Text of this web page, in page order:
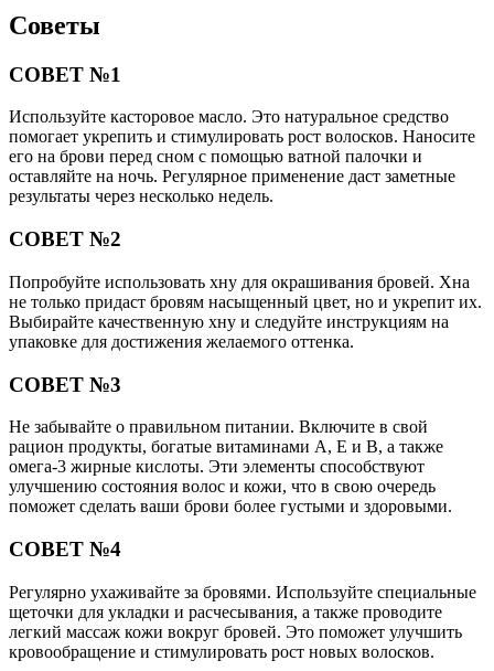
Советы
СОВЕТ №1
Используйте касторовое масло. Это натуральное средство
помогает укрепить и стимулировать рост волосков. Наносите
его на брови перед сном с помощью ватной палочки и
оставляйте на ночь. Регулярное применение даст заметные
результаты через несколько недель.
СОВЕТ №2
Попробуйте использовать хну для окрашивания бровей. Хна
не только придаст бровям насыщенный цвет, но и укрепит их.
Выбирайте качественную хну и следуйте инструкциям на
упаковке для достижения желаемого оттенка.
СОВЕТ №3
Не забывайте о правильном питании. Включите в свой
рацион продукты, богатые витаминами A, E и B, а также
омега-3 жирные кислоты. Эти элементы способствуют
улучшению состояния волос и кожи, что в свою очередь
поможет сделать ваши брови более густыми и здоровыми.
СОВЕТ №4
Регулярно ухаживайте за бровями. Используйте специальные
щеточки для укладки и расчесывания, а также проводите
легкий массаж кожи вокруг бровей. Это поможет улучшить
кровообращение и стимулировать рост новых волосков.